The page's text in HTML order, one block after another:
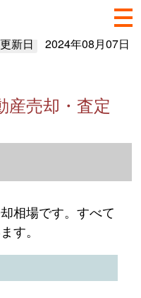
更新日 2024年08月07日
産売却・査定
情報（2023年1～
相場です。すべて
す。